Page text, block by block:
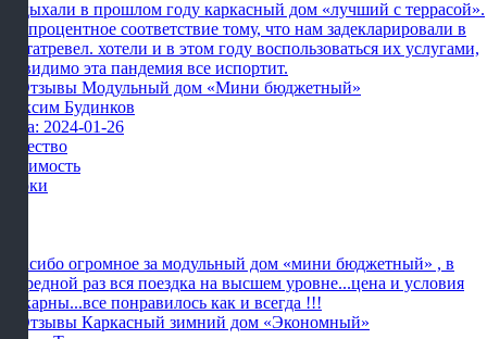
Отдыхали в прошлом году каркасный дом «лучший с террасой».
сто процентное соответствие тому, что нам задекларировали в
картатревел. хотели и в этом году воспользоваться их услугами,
но видимо эта пандемия все испортит.
Максим Будинков
Дата: 2024-01-26
Качество
Стоимость
Сроки
Спасибо огромное за модульный дом «мини бюджетный» , в
очередной раз вся поездка на высшем уровне...цена и условия
шикарны...все понравилось как и всегда !!!